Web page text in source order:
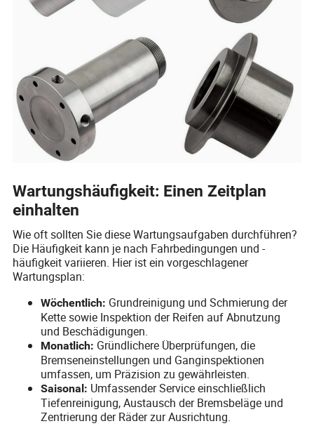
Wartungshäufigkeit: Einen Zeitplan
einhalten
Wie oft sollten Sie diese Wartungsaufgaben durchführen?
Die Häufigkeit kann je nach Fahrbedingungen und -
häufigkeit variieren. Hier ist ein vorgeschlagener
Wartungsplan:
Wöchentlich: Grundreinigung und Schmierung der
Kette sowie Inspektion der Reifen auf Abnutzung
und Beschädigungen.
Monatlich: Gründlichere Überprüfungen, die
Bremseneinstellungen und Ganginspektionen
umfassen, um Präzision zu gewährleisten.
Saisonal: Umfassender Service einschließlich
Tiefenreinigung, Austausch der Bremsbeläge und
Zentrierung der Räder zur Ausrichtung.